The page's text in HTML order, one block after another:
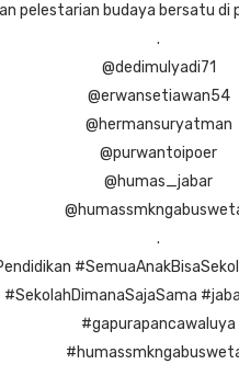
pelestarian budaya bersatu
.
@dedimulyadi71
@erwansetiawan54
@hermansuryatman
@purwantoipoer
@humas_jabar
.
#SekolahDimanaSajaSama
#gapurapancawaluya